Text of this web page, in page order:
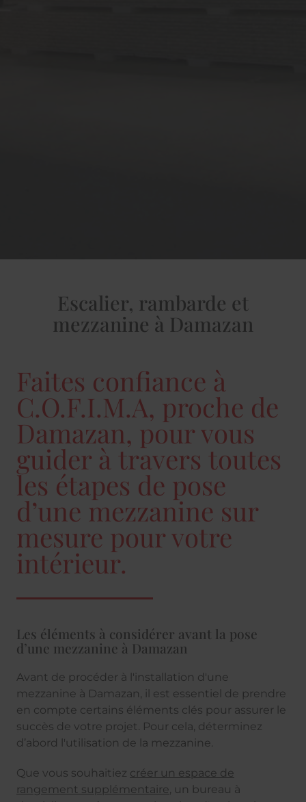
Escalier, rambarde et
mezzanine à Damazan
Faites confiance à
C.O.F.I.M.A, proche de
Damazan, pour vous
guider à travers toutes
les étapes de pose
d’une mezzanine sur
mesure pour votre
intérieur.
Les éléments à considérer avant la pose
d’une mezzanine à Damazan
Avant de procéder à l'installation d'une
mezzanine à Damazan, il est essentiel de prendre
en compte certains éléments clés pour assurer le
succès de votre projet. Pour cela, déterminez
d’abord l'utilisation de la mezzanine.
Que vous souhaitiez créer un espace de
rangement supplémentaire , un bureau à